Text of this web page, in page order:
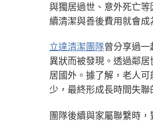
與獨居過世、意外死亡
續清潔與善後費用就會成
立達清潔團隊曾分享過
異狀而被發現。透過鄰
居國外。據了解，老人
少，最終形成長時間失聯
團隊後續與家屬聯繫時